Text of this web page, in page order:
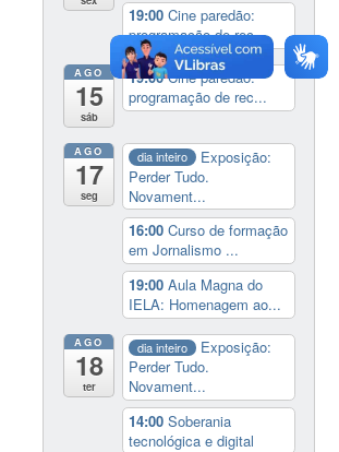
19:00Cine paredão:
programação de rec...
AGO
15
sáb
19:00Cine paredão:
programação de rec...
AGO
17
seg
dia inteiro
Exposição:
Perder Tudo.
Novament...
16:00Curso de formação
em Jornalismo ...
19:00Aula Magna do
IELA: Homenagem ao...
AGO
18
ter
dia inteiro
Exposição:
Perder Tudo.
Novament...
14:00Soberania
tecnológica e digital